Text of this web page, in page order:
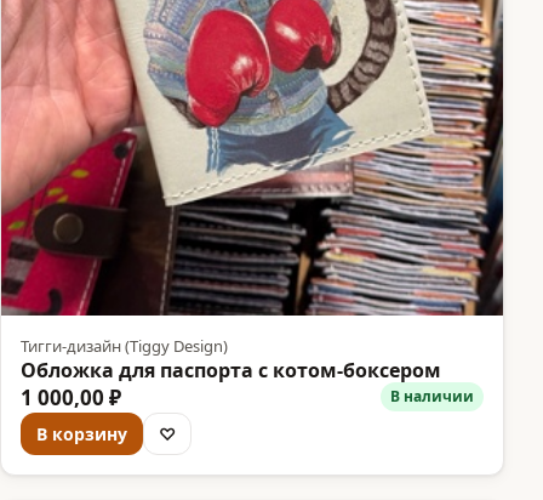
Тигги-дизайн (Tiggy Design)
Обложка для паспорта с котом-боксером
1 000,00 ₽ В наличии
В корзину ♡